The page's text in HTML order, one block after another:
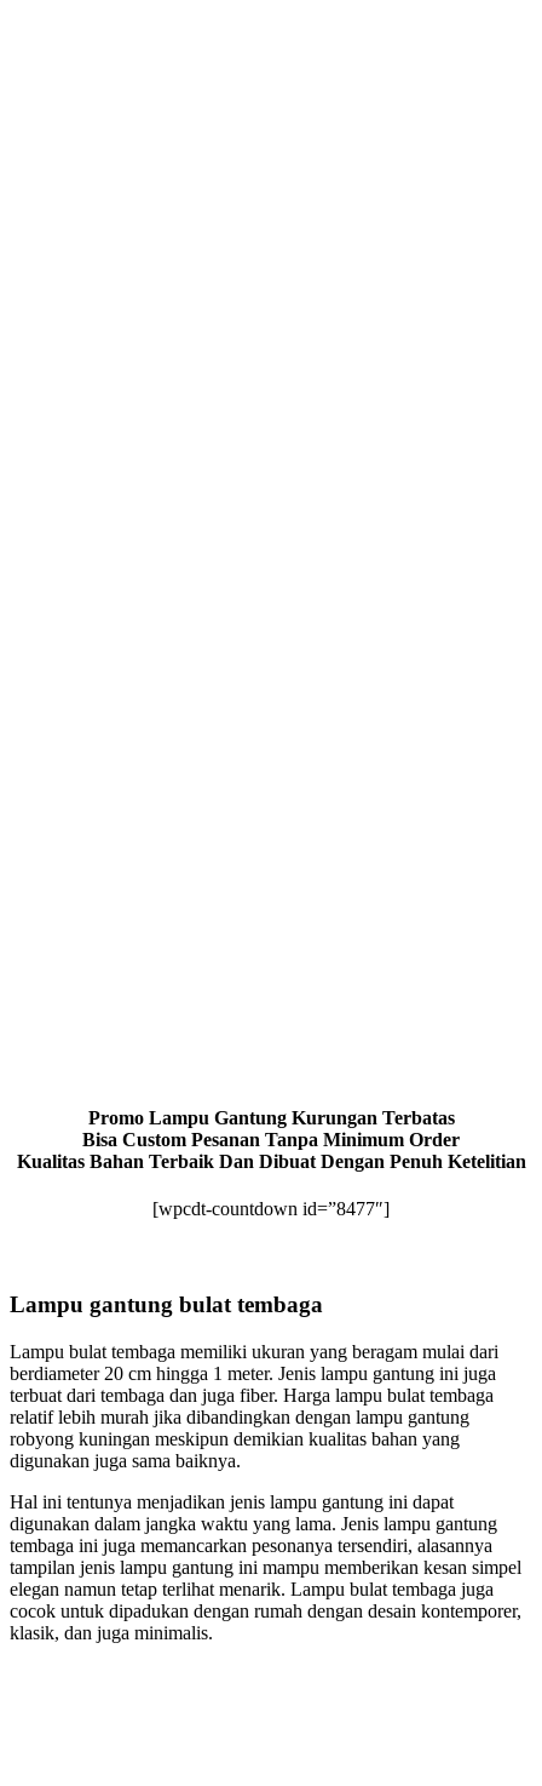
Promo Lampu Gantung Kurungan Terbatas
Bisa Custom Pesanan Tanpa Minimum Order
Kualitas Bahan Terbaik Dan Dibuat Dengan Penuh Ketelitian
[wpcdt-countdown id=”8477″]
Lampu gantung bulat tembaga
Lampu bulat tembaga memiliki ukuran yang beragam mulai dari
berdiameter 20 cm hingga 1 meter. Jenis lampu gantung ini juga
terbuat dari tembaga dan juga fiber. Harga lampu bulat tembaga
relatif lebih murah jika dibandingkan dengan lampu gantung
robyong kuningan meskipun demikian kualitas bahan yang
digunakan juga sama baiknya.
Hal ini tentunya menjadikan jenis lampu gantung ini dapat
digunakan dalam jangka waktu yang lama. Jenis lampu gantung
tembaga ini juga memancarkan pesonanya tersendiri, alasannya
tampilan jenis lampu gantung ini mampu memberikan kesan simpel
elegan namun tetap terlihat menarik. Lampu bulat tembaga juga
cocok untuk dipadukan dengan rumah dengan desain kontemporer,
klasik, dan juga minimalis.